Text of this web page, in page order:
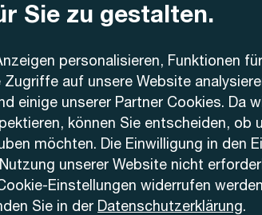
Sie zu gestalten.
personalisieren, Funktionen
auf unsere Website
einige unserer Partner Cookies. Da
können Sie entscheiden, ob
möchten. Die Einwilligung in den
unserer Website nicht
Einstellungen widerrufen
Sie in der Datenschutzerklärung.
Grenchen und Umgebung AG
48